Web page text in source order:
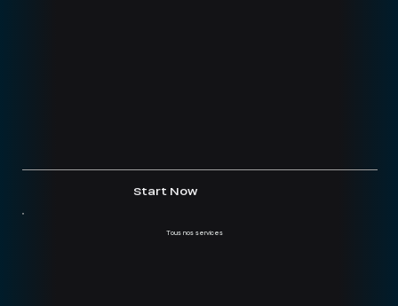
Start Now
Tous nos services